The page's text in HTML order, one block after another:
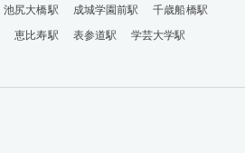
池尻大橋駅 成城学園前駅
千歳船橋駅
恵比寿駅 表参道駅
学芸大学駅